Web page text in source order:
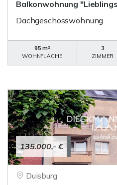
Balkonwohnung
Dachgeschosswohnung
95 m²
WOHNFLÄCHE
3
ZIMMER
135.000,- €
Duisburg